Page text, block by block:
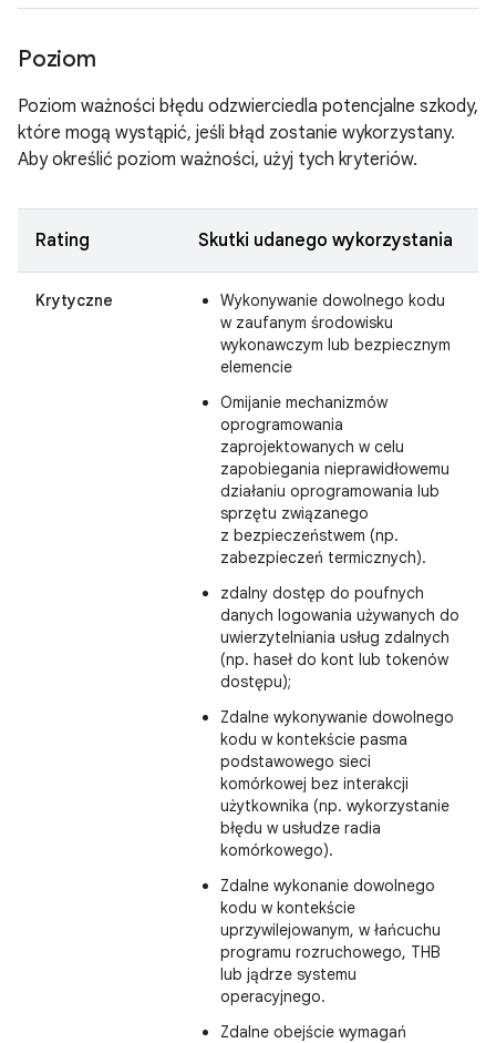
Poziom
Poziom ważności błędu odzwierciedla potencjalne szkody,
które mogą wystąpić, jeśli błąd zostanie wykorzystany.
Aby określić poziom ważności, użyj tych kryteriów.
Rating Skutki udanego wykorzystania
Krytyczne
Wykonywanie dowolnego kodu
w zaufanym środowisku
wykonawczym lub bezpiecznym
elemencie
Omijanie mechanizmów
oprogramowania
zaprojektowanych w celu
zapobiegania nieprawidłowemu
działaniu oprogramowania lub
sprzętu związanego
z bezpieczeństwem (np.
zabezpieczeń termicznych).
zdalny dostęp do poufnych
danych logowania używanych do
uwierzytelniania usług zdalnych
(np. haseł do kont lub tokenów
dostępu);
Zdalne wykonywanie dowolnego
kodu w kontekście pasma
podstawowego sieci
komórkowej bez interakcji
użytkownika (np. wykorzystanie
błędu w usłudze radia
komórkowego).
Zdalne wykonanie dowolnego
kodu w kontekście
uprzywilejowanym, w łańcuchu
programu rozruchowego, THB
lub jądrze systemu
operacyjnego.
Zdalne obejście wymagań